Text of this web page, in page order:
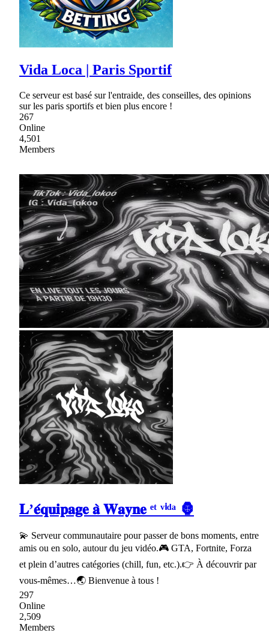
Vida Loca | Paris Sportif
Ce serveur est basé sur l'entraide, des conseilles, des opinions
sur les paris sportifs et bien plus encore !
267
Online
4,501
Members
𝐋’𝐞́𝐪𝐮𝐢𝐩𝐚𝐠𝐞 𝐚̀ 𝐖𝐚𝐲𝐧𝐞 ᵉᵗ ᵛⁱᵈᵃ 🦍
💫 Serveur communautaire pour passer de bons moments, entre
amis ou en solo, autour du jeu vidéo.🎮 GTA, Fortnite, Forza
et plein d’autres catégories (chill, fun, etc.).👉 À découvrir par
vous-mêmes…🌏 Bienvenue à tous !
297
Online
2,509
Members